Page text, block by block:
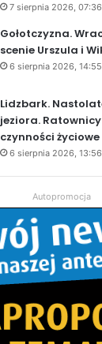
7 sierpnia 2026, 07:36
Gołotczyzna.
scenie Urszula i
6 sierpnia 2026, 14:55
Lidzbark.
jeziora.
czynności życiowe
6 sierpnia 2026, 13:56
Autopromocja